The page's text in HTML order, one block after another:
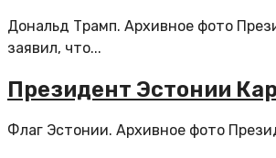
Дональд Трамп. Архивное фото
заявил, что...
Президент Эстонии
Флаг Эстонии. Архивное фото